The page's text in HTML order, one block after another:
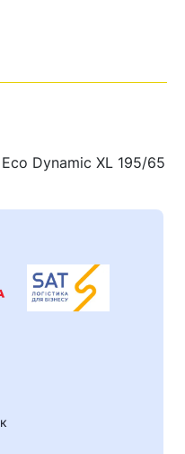
Dynamic XL 195/65